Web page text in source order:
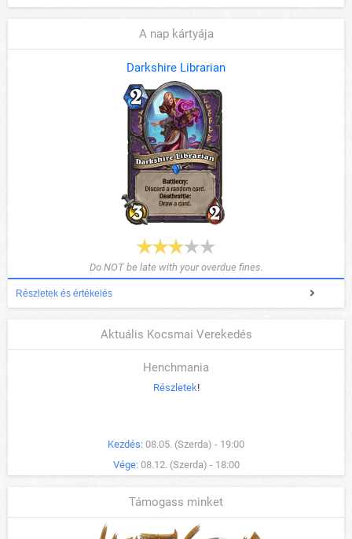
A nap kártyája
Darkshire Librarian
Do NOT be late with your overdue fines.
Részletek és értékelés
Aktuális Kocsmai Verekedés
Henchmania
Részletek!
Kezdés: 08.05. (Szerda) - 19:00
Vége: 08.12. (Szerda) - 18:00
Támogass minket